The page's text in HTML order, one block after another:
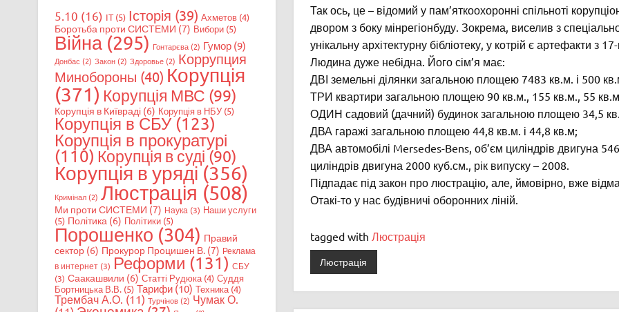
Так ось, це – відомий у пам’яткоохоронні спільноті
двором з боку мінрегіонбуду. Зокрема, виселив з
унікальну архітектурну бібліотеку, у котрій є артефакти з 17-
Людина дуже небідна. Його сім’я має:
ДВІ земельні ділянки загальною площею 7483 кв.м. і 500
ТРИ квартири загальною площею 90 кв.м., 155 кв.м., 55
ОДИН садовий (дачний) будинок загальною площею 34,5
ДВА гаражі загальною площею 44,8 кв.м. і 44,8 кв.м;
ДВА автомобілі Mersedes-Bens, об’єм циліндрів двигуна
циліндрів двигуна 2000 куб.см., рік випуску – 2008.
Підпадає під закон про люстрацію, але, ймовірно, вже
Отакі-то у нас будівничі оборонних ліній.
tagged with Люстрація
Люстрація
5.10 (16) IT(5) Історія (39) Ахметов(4)
Боротьба проти СИСТЕМИ (7) Вибори(5)
Війна(295) Гонтарєва(2) Гумор(9)
Донбас (2) Закон(2) Здоровье(2) Коррупция
Минобороны (40) Корупція
(371) Корупція МВС (99)
Корупція в Київраді(6) Корупція в НБУ(5)
Корупція в СБУ(123)
Корупція в прокуратурі
(110) Корупція в суді(90)
Корупція в уряді(356)
Кримінал(2) Люстрація (508)
Ми проти СИСТЕМИ (7) Наука(3) Наши услуги
(5) Політика (6) Політики(5)
Порошенко (304) Правий
сектор(6) Прокурор Процишен В.(7) Реклама
в интернет(3) Реформи (131) СБУ
(3) Саакашвили (6) Статті Рудюка(4) Суддя
Бортницька В.В.(5) Тарифи(10) Техника(4)
Трембач А.О. (11) Турчінов(2) Чумак О.